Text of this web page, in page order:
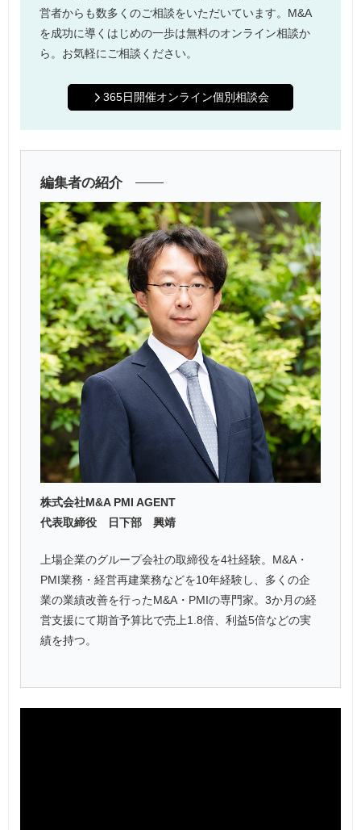
営者からも数多くのご相談をいただいています。M&A
を成功に導くはじめの一歩は無料のオンライン相談か
ら。お気軽にご相談ください。
365日開催オンライン個別相談会
編集者の紹介
株式会社M&A PMI AGENT
代表取締役 日下部 興靖
上場企業のグループ会社の取締役を4社経験。M&A・
PMI業務・経営再建業務などを10年経験し、多くの企
業の業績改善を行ったM&A・PMIの専門家。3か月の経
営支援にて期首予算比で売上1.8倍、利益5倍などの実
績を持つ。